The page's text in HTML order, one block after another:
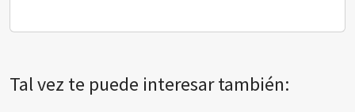
Tal vez te puede interesar también: